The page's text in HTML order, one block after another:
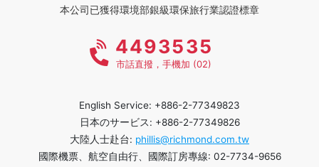
本公司已獲得環境部銀級環保旅行業認證標章
4493535
市話直撥，手機加 (02)
English Service: +886-2-77349823
日本のサービス: +886-2-77349826
大陸人士赴台: phillis@richmond.com.tw
國際機票、航空自由行、國際訂房專線: 02-7734-9656